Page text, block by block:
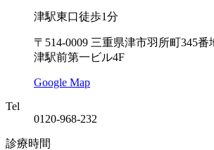
津駅東口徒歩1分
〒514-0009 三重県津市羽所町345番
津駅前第一ビル4F
Google Map
Tel
0120-968-232
診療時間